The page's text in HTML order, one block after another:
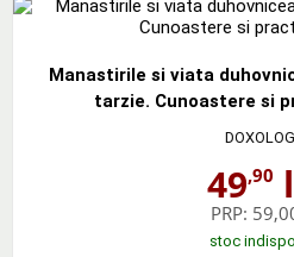
Manastirile si viata
tarzie. Cunoastere si
49,90
PRP:
stoc